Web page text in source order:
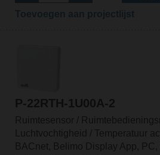
P-22RTH-1U00A-2
Ruimtesensor /
Luchtvochtigheid / Temperatuur
BACnet, Belimo Display App,